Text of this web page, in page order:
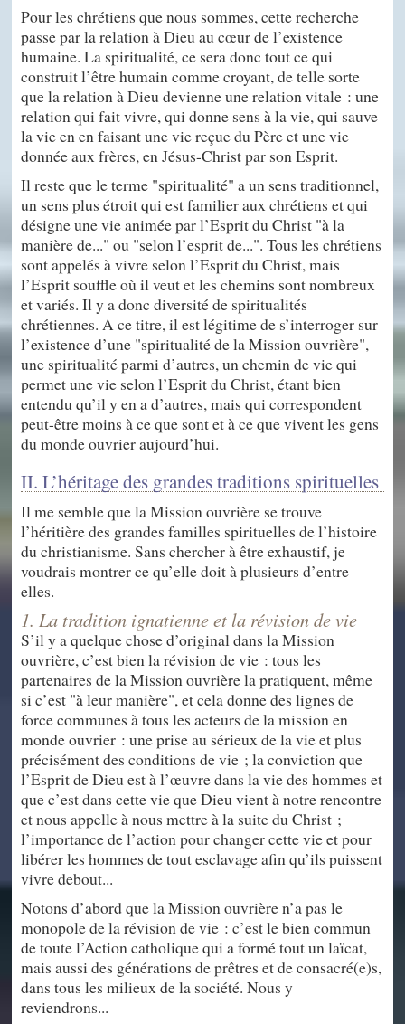
Pour les chrétiens que nous sommes, cette recherche
passe par la relation à Dieu au cœur de l’existence
humaine. La spiritualité, ce sera donc tout ce qui
construit l’être humain comme croyant, de telle sorte
que la relation à Dieu devienne une relation vitale : une
relation qui fait vivre, qui donne sens à la vie, qui sauve
la vie en en faisant une vie reçue du Père et une vie
donnée aux frères, en Jésus-Christ par son Esprit.
Il reste que le terme "spiritualité" a un sens traditionnel,
un sens plus étroit qui est familier aux chrétiens et qui
désigne une vie animée par l’Esprit du Christ "à la
manière de..." ou "selon l’esprit de...". Tous les chrétiens
sont appelés à vivre selon l’Esprit du Christ, mais
l’Esprit souffle où il veut et les chemins sont nombreux
et variés. Il y a donc diversité de spiritualités
chrétiennes. A ce titre, il est légitime de s’interroger sur
l’existence d’une "spiritualité de la Mission ouvrière",
une spiritualité parmi d’autres, un chemin de vie qui
permet une vie selon l’Esprit du Christ, étant bien
entendu qu’il y en a d’autres, mais qui correspondent
peut-être moins à ce que sont et à ce que vivent les gens
du monde ouvrier aujourd’hui.
II. L’héritage des grandes traditions spirituelles
Il me semble que la Mission ouvrière se trouve
l’héritière des grandes familles spirituelles de l’histoire
du christianisme. Sans chercher à être exhaustif, je
voudrais montrer ce qu’elle doit à plusieurs d’entre
elles.
1. La tradition ignatienne et la révision de vie
S’il y a quelque chose d’original dans la Mission
ouvrière, c’est bien la révision de vie : tous les
partenaires de la Mission ouvrière la pratiquent, même
si c’est "à leur manière", et cela donne des lignes de
force communes à tous les acteurs de la mission en
monde ouvrier : une prise au sérieux de la vie et plus
précisément des conditions de vie ; la conviction que
l’Esprit de Dieu est à l’œuvre dans la vie des hommes et
que c’est dans cette vie que Dieu vient à notre rencontre
et nous appelle à nous mettre à la suite du Christ ;
l’importance de l’action pour changer cette vie et pour
libérer les hommes de tout esclavage afin qu’ils puissent
vivre debout...
Notons d’abord que la Mission ouvrière n’a pas le
monopole de la révision de vie : c’est le bien commun
de toute l’Action catholique qui a formé tout un laïcat,
mais aussi des générations de prêtres et de consacré(e)s,
dans tous les milieux de la société. Nous y
reviendrons...